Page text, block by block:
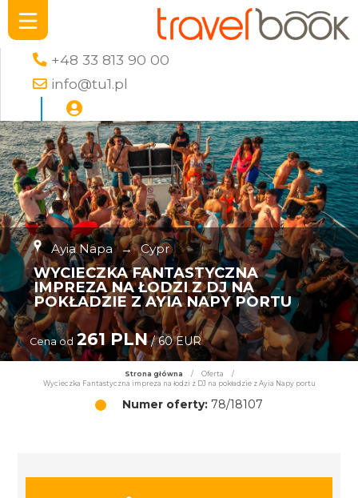
+48 33 813 90 00
info@tu1.pl
Ayia Napa → Cypr
WYCIECZKA FANTASTYCZNA
IMPREZA NA ŁODZI Z DJ NA
POKŁADZIE Z AYIA NAPY PORTU
Cena od 261 PLN/ 60 EUR
Strona główna / Oferta
/
Wycieczka Fantastyczna impreza na łodzi z DJ na pokładzie z Ayia Napy portu
Numer oferty: 78/18107